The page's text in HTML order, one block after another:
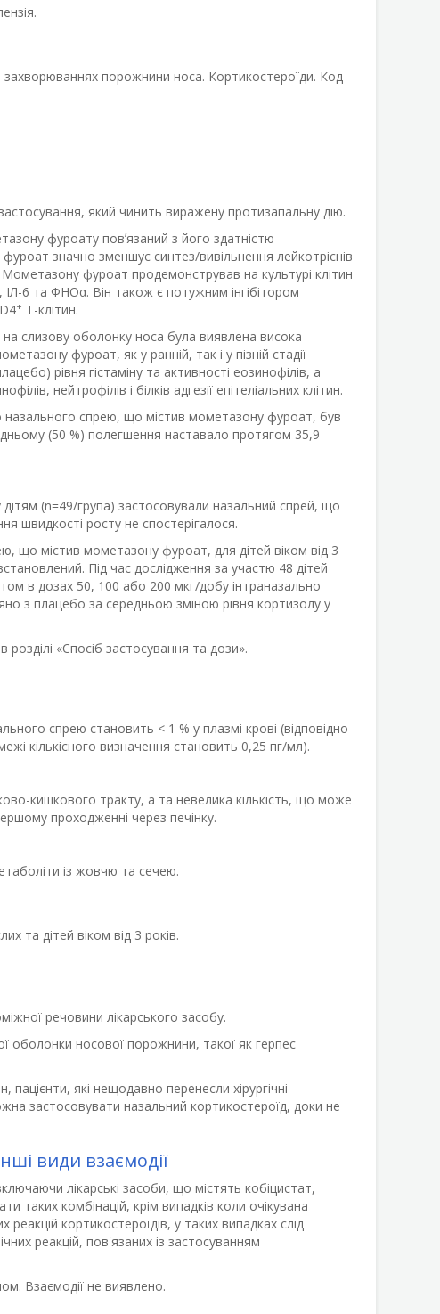
захворюваннях порожнини носа. Кортикостероїди. Код
який чинить виражену протизапальну дію.
фуроату повʼязаний з його здатністю
значно зменшує синтез/вивільнення лейкотрієнів
Мометазону фуроат продемонстрував на культурі клітин
ІЛ-6 та ФНОα. Він також є потужним інгібітором
+ Т-клітин.
слизову оболонку носа була виявлена висока
фуроат, як у ранній, так і у пізній стадії
рівня гістаміну та активності еозинофілів, а
нейтрофілів і білків адгезії епітеліальних клітин.
назального спрею, що містив мометазону фуроат, був
(50 %) полегшення наставало протягом 35,9
(n=49/група) застосовували назальний спрей, що
швидкості росту не спостерігалося.
що містив мометазону фуроат, для дітей віком від 3
Під час дослідження за участю 48 дітей
в дозах 50, 100 або 200 мкг/добу інтраназально
з плацебо за середньою зміною рівня кортизолу у
«Спосіб застосування та дози».
спрею становить < 1 % у плазмі крові (відповідно
кількісного визначення становить 0,25 пг/мл).
кишкового тракту, а та невелика кількість, що може
проходженні через печінку.
із жовчю та сечею.
та дітей віком від 3 років.
речовини лікарського засобу.
оболонки носової порожнини, такої як герпес
які нещодавно перенесли хірургічні
застосовувати назальний кортикостероїд, доки не
види взаємодії
лікарські засоби, що містять кобіцистат,
таких комбінацій, крім випадків коли очікувана
кортикостероїдів, у таких випадках слід
реакцій, пов'язаних із застосуванням
Взаємодії не виявлено.